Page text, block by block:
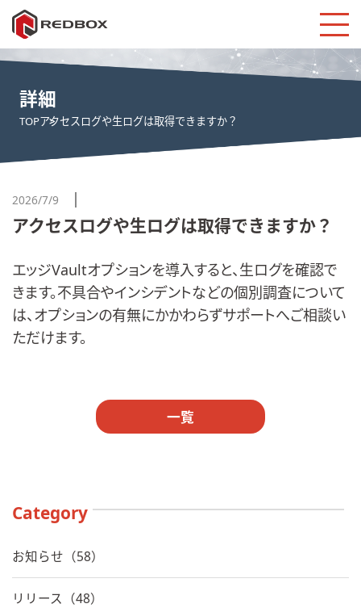
詳細
TOPアクセスログや生ログは取得できますか？
2026/7/9
アクセスログや生ログは取得できますか？
エッジVaultオプションを導入すると、生ログを確認で
きます。不具合やインシデントなどの個別調査について
は、オプションの有無にかかわらずサポートへご相談い
ただけます。
一覧
Category
お知らせ（58）
リリース（48）